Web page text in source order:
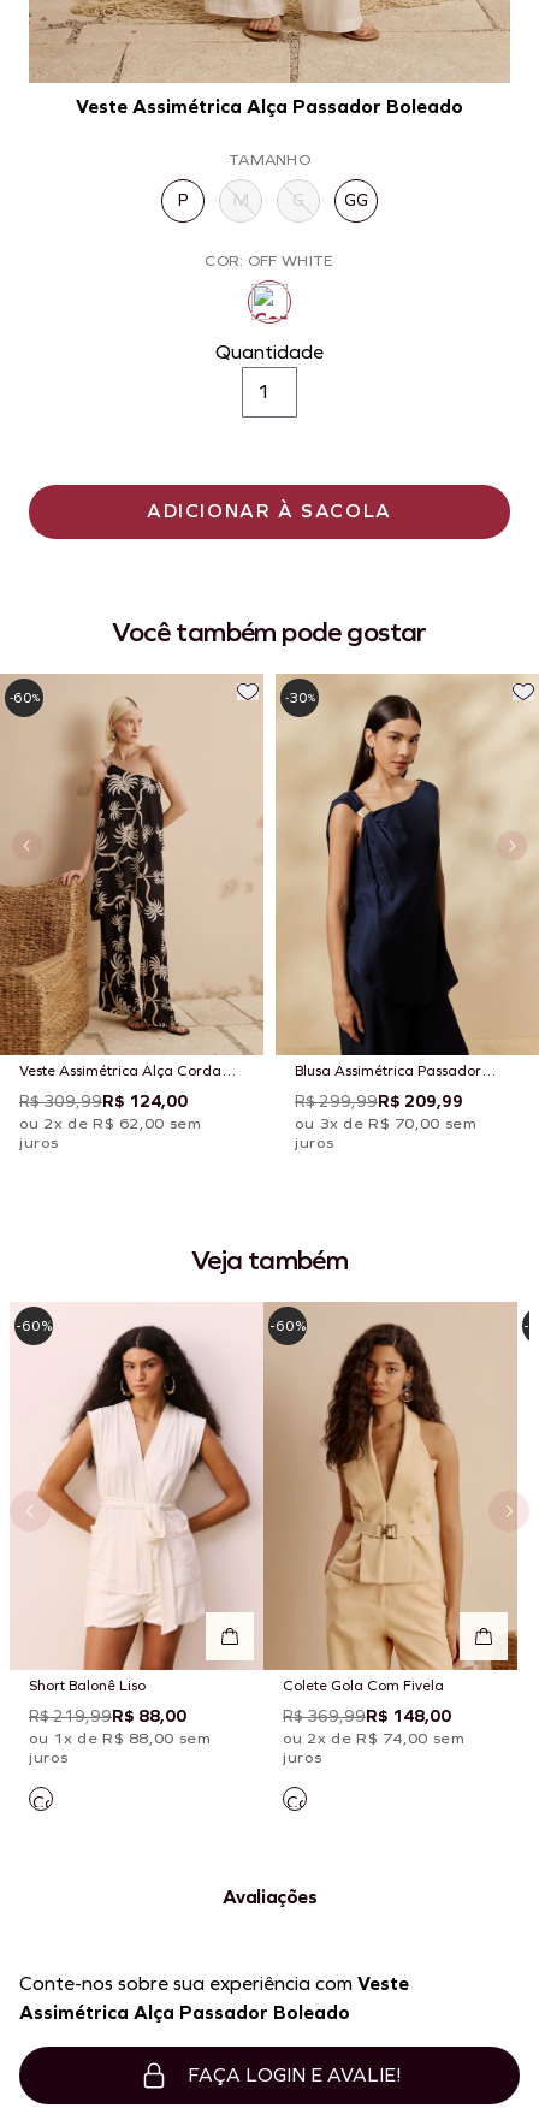
Veste Assimétrica Alça Passador Boleado
TAMANHO
P M G GG
COR: OFF WHITE
Quantidade
ADICIONAR À SACOLA
Você também pode gostar
Veste Assimétrica Alça Corda
Estampada Carnaúba
R$ 309,99R$ 124,00
ou 2x de R$ 62,00 sem
juros
-60%
Blusa Assimétrica Passador
Metálico
R$ 299,99R$ 209,99
ou 3x de R$ 70,00 sem
juros
-30%
Veja também
Short Balonê Liso
R$ 219,99R$ 88,00
ou 1x de R$ 88,00 sem
juros
-60%
Colete Gola Com Fivela
R$ 369,99R$ 148,00
ou 2x de R$ 74,00 sem
juros
-60% -
Avaliações
Conte-nos sobre sua experiência com Veste
Assimétrica Alça Passador Boleado
FAÇA LOGIN E AVALIE!